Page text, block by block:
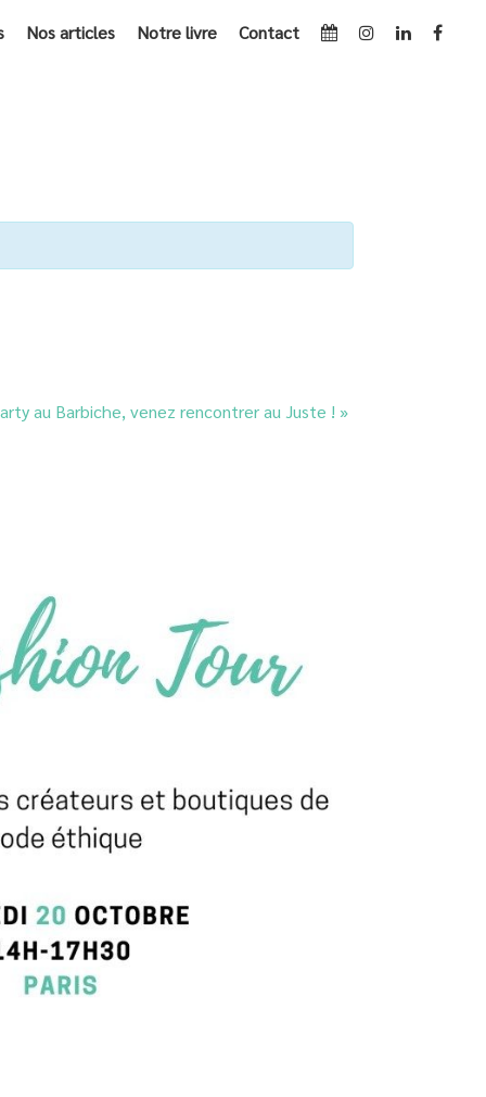
Nos articles Notre livre Contact
au Barbiche, venez rencontrer au Juste ! »